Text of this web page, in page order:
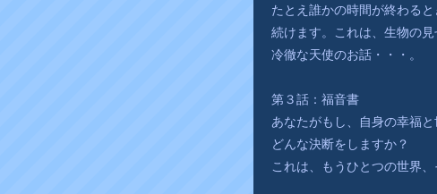
たとえ誰かの時間が終わる
続けます。これは、生物の
冷徹な天使のお話・・・。
第３話：福音書
あなたがもし、自身の幸福
どんな決断をしますか？
これは、もうひとつの世界、